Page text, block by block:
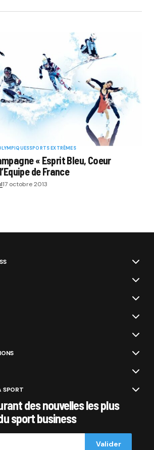
SPORTS EXTRÊMES
« Esprit Bleu, Coeur
de France
17 octobre 2013
SPORT
des nouvelles les plus
sport business
Valider